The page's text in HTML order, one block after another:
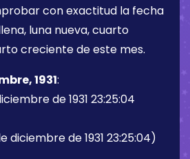
con exactitud la fecha
luna nueva, cuarto
creciente de este mes.
1931:
de 1931 23:25:04
diciembre de 1931 23:25:04)